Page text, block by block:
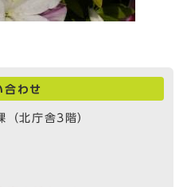
合わせ
（北庁舎3階）